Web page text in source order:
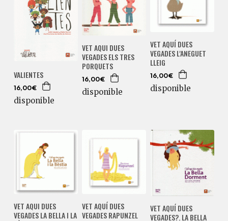
VALIENTES
16,00€
disponible
VET AQUI DUES
VEGADES ELS TRES
PORQUETS
16,00€
disponible
VET AQUÍ DUES
VEGADES L'ANEGUET
LLEIG
16,00€
disponible
VET AQUI DUES
VEGADES LA BELLA I LA
VET AQUÍ DUES
VEGADES RAPUNZEL
VET AQUÍ DUES
VEGADES?. LA BELLA